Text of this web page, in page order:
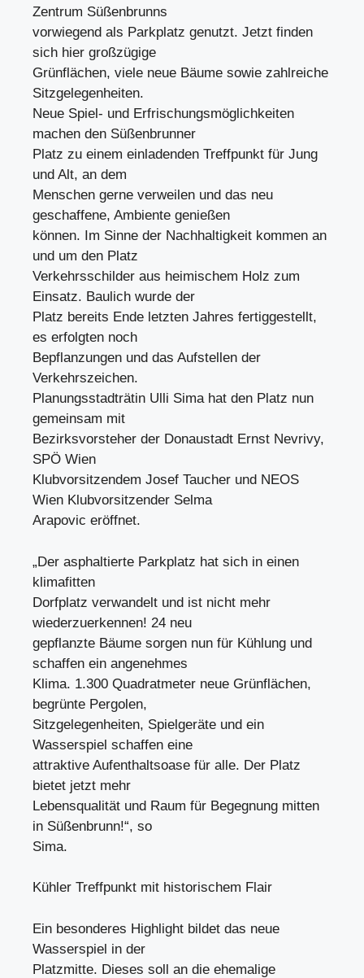
Zentrum Süßenbrunns
vorwiegend als Parkplatz genutzt. Jetzt finden
sich hier großzügige
Grünflächen, viele neue Bäume sowie zahlreiche
Sitzgelegenheiten.
Neue Spiel- und Erfrischungsmöglichkeiten
machen den Süßenbrunner
Platz zu einem einladenden Treffpunkt für Jung
und Alt, an dem
Menschen gerne verweilen und das neu
geschaffene, Ambiente genießen
können. Im Sinne der Nachhaltigkeit kommen an
und um den Platz
Verkehrsschilder aus heimischem Holz zum
Einsatz. Baulich wurde der
Platz bereits Ende letzten Jahres fertiggestellt,
es erfolgten noch
Bepflanzungen und das Aufstellen der
Verkehrszeichen.
Planungsstadträtin Ulli Sima hat den Platz nun
gemeinsam mit
Bezirksvorsteher der Donaustadt Ernst Nevrivy,
SPÖ Wien
Klubvorsitzendem Josef Taucher und NEOS
Wien Klubvorsitzender Selma
Arapovic eröffnet.
„Der asphaltierte Parkplatz hat sich in einen
klimafitten
Dorfplatz verwandelt und ist nicht mehr
wiederzuerkennen! 24 neu
gepflanzte Bäume sorgen nun für Kühlung und
schaffen ein angenehmes
Klima. 1.300 Quadratmeter neue Grünflächen,
begrünte Pergolen,
Sitzgelegenheiten, Spielgeräte und ein
Wasserspiel schaffen eine
attraktive Aufenthaltsoase für alle. Der Platz
bietet jetzt mehr
Lebensqualität und Raum für Begegnung mitten
in Süßenbrunn!“, so
Sima.
Kühler Treffpunkt mit historischem Flair
Ein besonderes Highlight bildet das neue
Wasserspiel in der
Platzmitte. Dieses soll an die ehemalige